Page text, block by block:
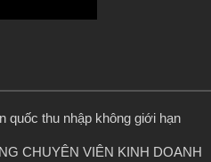
quốc thu nhập không giới hạn
CHUYÊN VIÊN KINH DOANH